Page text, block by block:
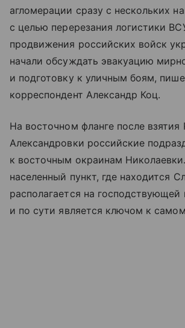
агломерации сразу с нескольких
с целью перерезания логистики
продвижения российских войск
начали обсуждать эвакуацию
и подготовку к уличным боям,
корреспондент Александр Коц.
На восточном фланге после взятия
Александровки российские
к восточным окраинам
населенный пункт, где находится
располагается на господствующей
и по сути является ключом к